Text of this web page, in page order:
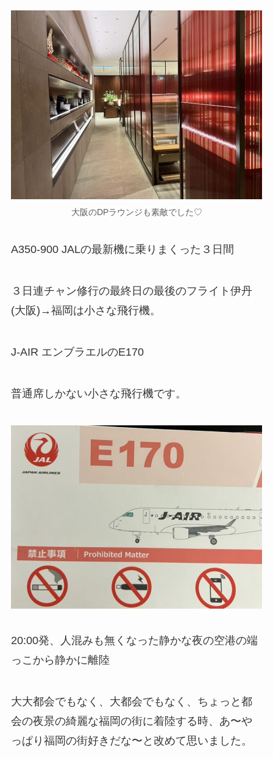
大阪のDPラウンジも素敵でした♡
A350-900 JALの最新機に乗りまくった３日間
３日連チャン修行の最終日の最後のフライト伊丹
(大阪)→福岡は小さな飛行機。
J-AIR エンブラエルのE170
普通席しかない小さな飛行機です。
20:00発、人混みも無くなった静かな夜の空港の端
っこから静かに離陸
大大都会でもなく、大都会でもなく、ちょっと都
会の夜景の綺麗な福岡の街に着陸する時、あ〜や
っぱり福岡の街好きだな〜と改めて思いました。